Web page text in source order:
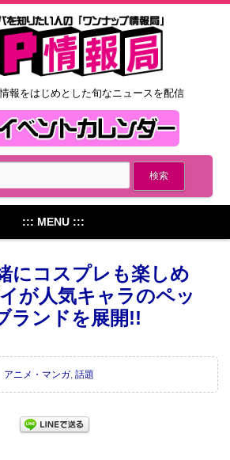
報をはじめとした旬なニュースを配信
::: MENU :::
にコスプレも楽しめ
が人気キャラのペッ
ランドを展開!!
アニメ・マンガ 話題